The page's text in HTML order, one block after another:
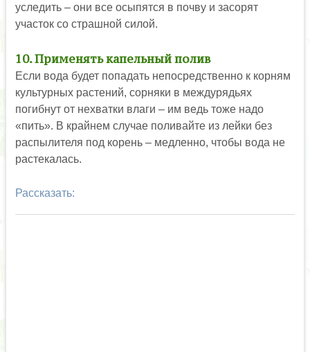
уследить – они все осыпятся в почву и засорят
участок со страшной силой.
10. Применять капельный полив
Если вода будет попадать непосредственно к корням
культурных растений, сорняки в междурядьях
погибнут от нехватки влаги – им ведь тоже надо
«пить». В крайнем случае поливайте из лейки без
распылителя под корень – медленно, чтобы вода не
растекалась.
Рассказать: